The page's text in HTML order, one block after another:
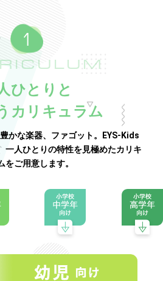
ひとりと
カリキュラム
かな楽器、ファゴット。EYS-Kids
一人ひとりの特性を見極めたカリキ
をご用意します。